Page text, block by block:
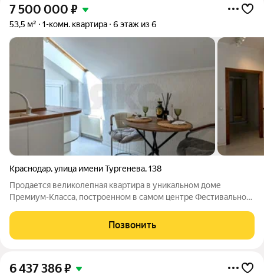
7 500 000 ₽
53,5 м² 1-комн. квартира 6 этаж из 6
Краснодар,улица имени Тургенева,138
Продается великолепная квартира в уникальном доме
Премиум-Класса, построенном в самом центре Фестивального
это же настоящий Европейский Замок с фонтаном во дворе!
Территория жилого комплекса
Позвонить
6 437 386₽